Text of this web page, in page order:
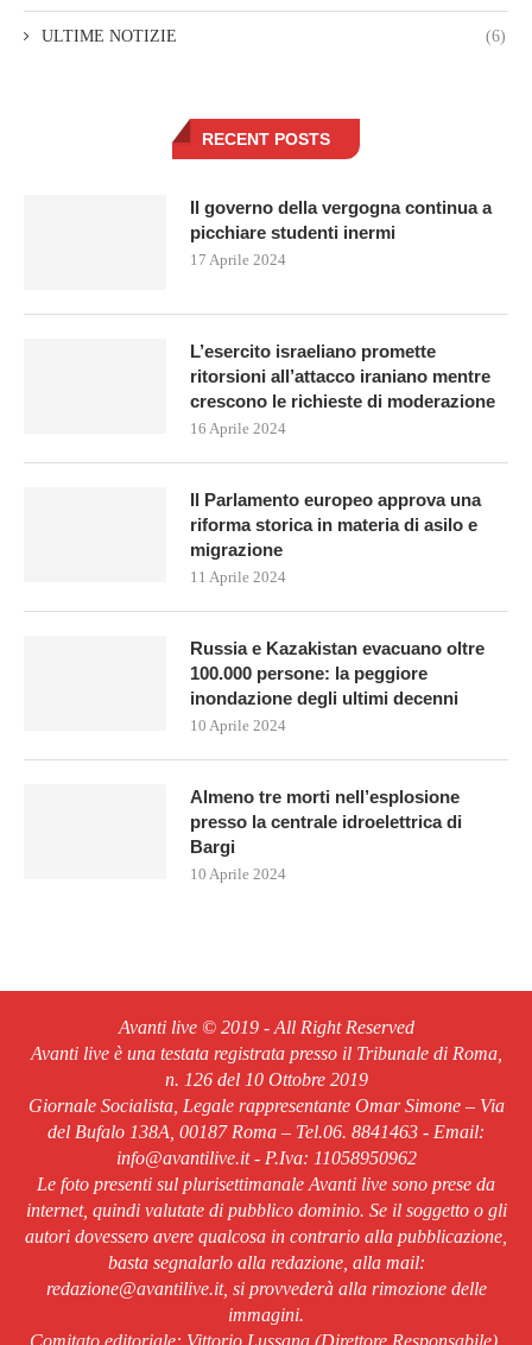
ULTIME NOTIZIE (6)
RECENT POSTS
Il governo della vergogna continua a
picchiare studenti inermi
17 Aprile 2024
L’esercito israeliano promette
ritorsioni all’attacco iraniano mentre
crescono le richieste di moderazione
16 Aprile 2024
Il Parlamento europeo approva una
riforma storica in materia di asilo e
migrazione
11 Aprile 2024
Russia e Kazakistan evacuano oltre
100.000 persone: la peggiore
inondazione degli ultimi decenni
10 Aprile 2024
Almeno tre morti nell’esplosione
presso la centrale idroelettrica di
Bargi
10 Aprile 2024
Avanti live © 2019 - All Right Reserved
Avanti live è una testata registrata presso il Tribunale di Roma,
n. 126 del 10 Ottobre 2019
Giornale Socialista, Legale rappresentante Omar Simone – Via
del Bufalo 138A, 00187 Roma – Tel.06. 8841463 - Email:
info@avantilive.it - P.Iva: 11058950962
Le foto presenti sul plurisettimanale Avanti live sono prese da
internet, quindi valutate di pubblico dominio. Se il soggetto o gli
autori dovessero avere qualcosa in contrario alla pubblicazione,
basta segnalarlo alla redazione, alla mail:
redazione@avantilive.it, si provvederà alla rimozione delle
immagini.